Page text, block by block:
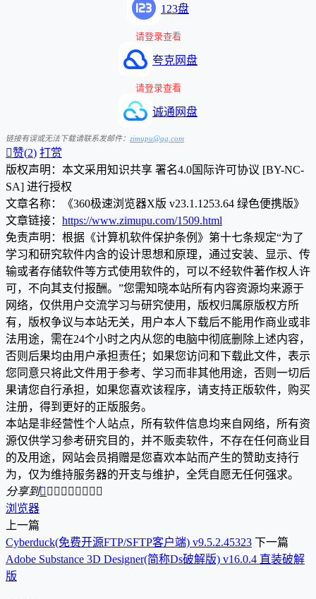
123盘
请登录查看
夸克网盘
请登录查看
诚通网盘
链接有误或无法下载请联系发邮件： zimupu@qq.com
赞(2) 打赏
版权声明：本文采用知识共享 署名4.0国际许可协议 [BY-NC-
SA] 进行授权
文章名称：《360极速浏览器X版 v23.1.1253.64 绿色便携版》
文章链接： https://www.zimupu.com/1509.html
免责声明：根据《计算机软件保护条例》第十七条规定“为了
学习和研究软件内含的设计思想和原理，通过安装、显示、传
输或者存储软件等方式使用软件的，可以不经软件著作权人许
可，不向其支付报酬。”您需知晓本站所有内容资源均来源于
网络，仅供用户交流学习与研究使用，版权归属原版权方所
有，版权争议与本站无关，用户本人下载后不能用作商业或非
法用途，需在24个小时之内从您的电脑中彻底删除上述内容，
否则后果均由用户承担责任；如果您访问和下载此文件，表示
您同意只将此文件用于参考、学习而非其他用途，否则一切后
果请您自行承担，如果您喜欢该程序，请支持正版软件，购买
注册，得到更好的正版服务。
本站是非经营性个人站点，所有软件信息均来自网络，所有资
源仅供学习参考研究目的，并不贩卖软件，不存在任何商业目
的及用途，网站会员捐赠是您喜欢本站而产生的赞助支持行
为，仅为维持服务器的开支与维护，全凭自愿无任何强求。
分享到        
浏览器
上一篇
Cyberduck(免费开源FTP/SFTP客户端) v9.5.2.45323 下一篇
Adobe Substance 3D Designer(简称Ds破解版) v16.0.4 直装破解
版